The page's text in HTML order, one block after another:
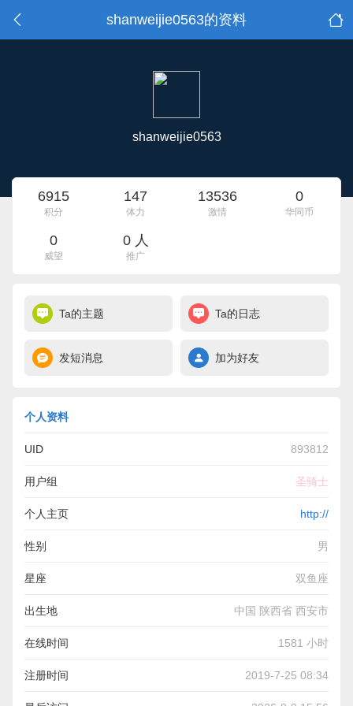
shanweijie0563的资料
shanweijie0563
6915
积分
147
体力
13536
激情
0
华同币
0
威望
0 人
推广
Ta的主题 Ta的日志
发短消息 加为好友
个人资料
UID 893812
用户组 圣骑士
个人主页 http://
性别 男
星座 双鱼座
出生地 中国 陕西省 西安市
在线时间 1581 小时
注册时间 2019-7-25 08:34